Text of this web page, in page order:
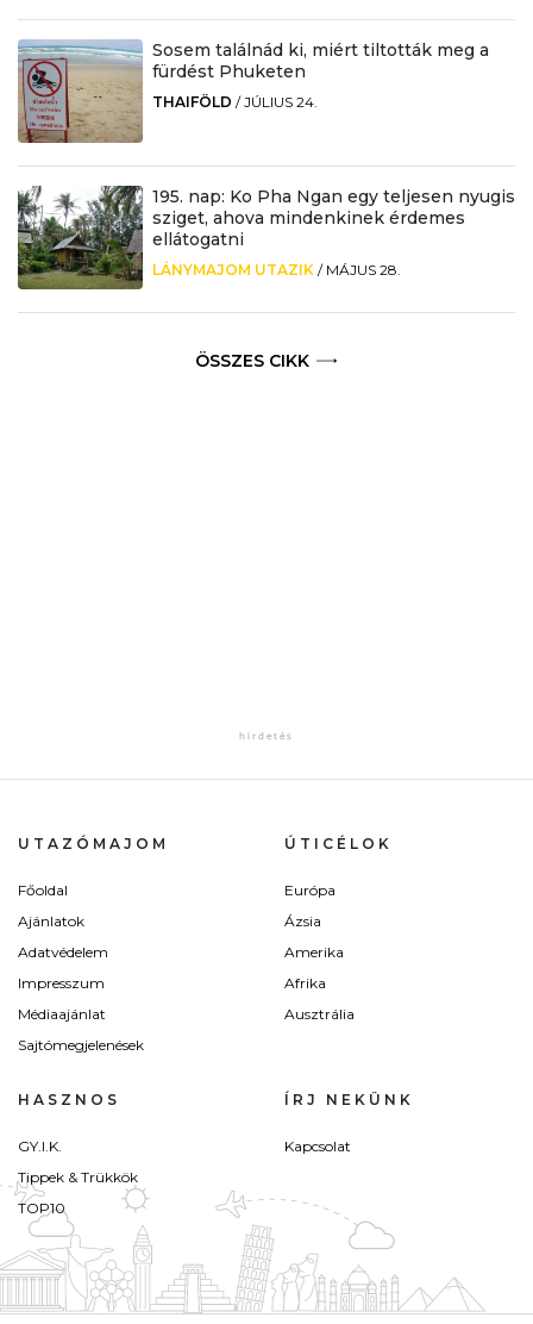
Sosem találnád ki, miért tiltották meg a
fürdést Phuketen
THAIFÖLD /JÚLIUS 24.
195. nap: Ko Pha Ngan egy teljesen nyugis
sziget, ahova mindenkinek érdemes
ellátogatni
LÁNYMAJOM UTAZIK / MÁJUS 28.
ÖSSZES CIKK
UTAZÓMAJOM
Főoldal
Ajánlatok
Adatvédelem
Impresszum
Médiaajánlat
Sajtómegjelenések
ÚTICÉLOK
Európa
Ázsia
Amerika
Afrika
Ausztrália
HASZNOS
GY.I.K.
Tippek & Trükkök
TOP10
ÍRJ NEKÜNK
Kapcsolat